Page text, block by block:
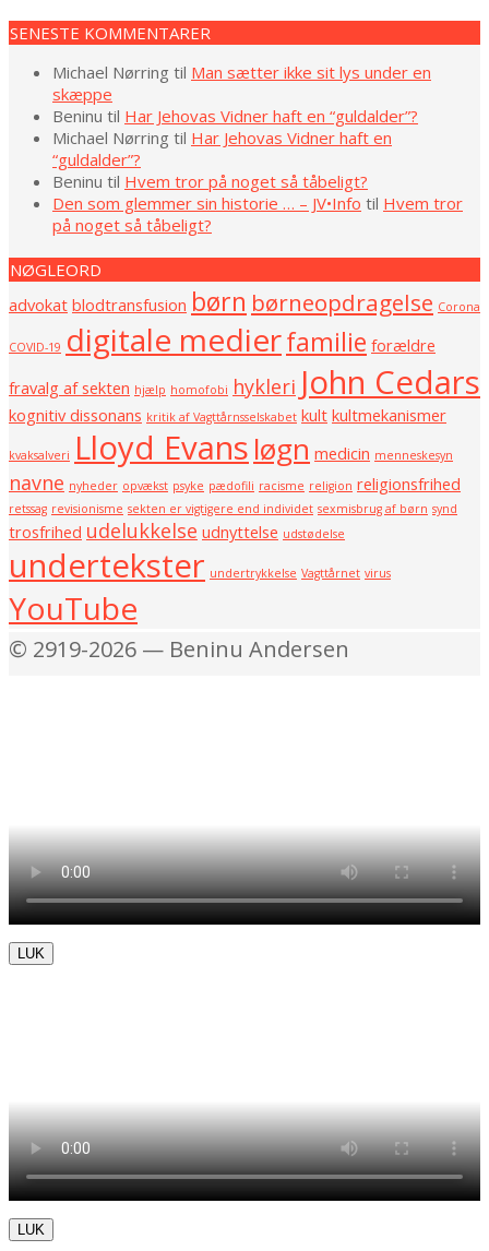
SENESTE KOMMENTARER
Michael Nørring til Man sætter ikke sit lys under en
skæppe
Beninu til Har Jehovas Vidner haft en “guldalder”?
Michael Nørring til Har Jehovas Vidner haft en
“guldalder”?
Beninu til Hvem tror på noget så tåbeligt?
Den som glemmer sin historie … – JV•Info til Hvem tror
på noget så tåbeligt?
NØGLEORD
advokat blodtransfusion børn børneopdragelse Corona
COVID-19 digitale medierfamilie forældre
fravalg af sekten hjælp homofobi hykleri John Cedars
kognitiv dissonans kritik af Vagttårnsselskabet kult kultmekanismer
kvaksalveri Lloyd Evansløgn medicin menneskesyn
navne nyheder opvækst psyke pædofili racisme religion religionsfrihed
retssag revisionisme sekten er vigtigere end individet sexmisbrug af børn synd
trosfrihed udelukkelse udnyttelse udstødelse
undertekster undertrykkelse Vagttårnet virus
YouTube
© 2919-2026 — Beninu Andersen
LUK
LUK